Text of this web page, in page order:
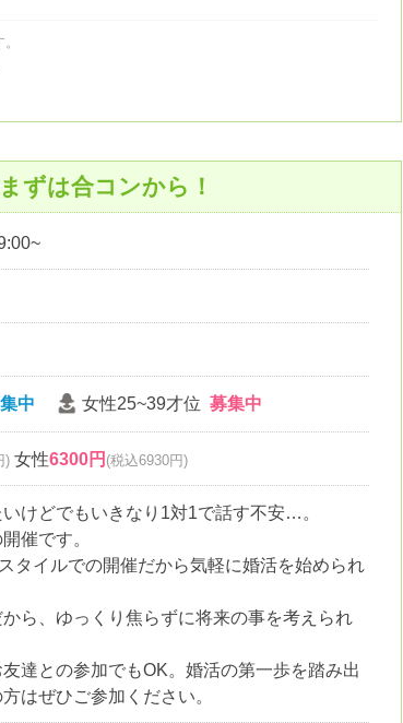
ずは合コンから！
中 女性25~39才位 募集中
) 女性6300円 (税込6930円)
けどでもいきなり1対1で話す不安…。
催です。
タイルでの開催だから気軽に婚活を始められ
ら、ゆっくり焦らずに将来の事を考えられ
達との参加でもOK。婚活の第一歩を踏み出
はぜひご参加ください。